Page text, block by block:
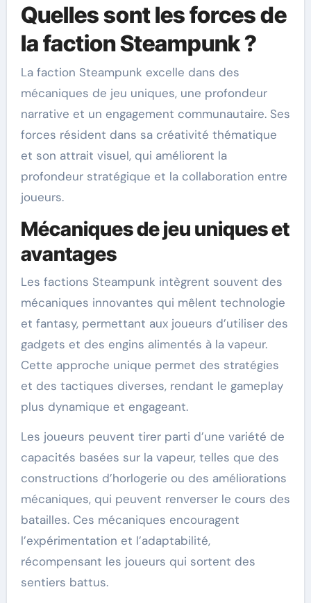
Quelles sont les forces de
la faction Steampunk ?
La faction Steampunk excelle dans des
mécaniques de jeu uniques, une profondeur
narrative et un engagement communautaire. Ses
forces résident dans sa créativité thématique
et son attrait visuel, qui améliorent la
profondeur stratégique et la collaboration entre
joueurs.
Mécaniques de jeu uniques et
avantages
Les factions Steampunk intègrent souvent des
mécaniques innovantes qui mêlent technologie
et fantasy, permettant aux joueurs d’utiliser des
gadgets et des engins alimentés à la vapeur.
Cette approche unique permet des stratégies
et des tactiques diverses, rendant le gameplay
plus dynamique et engageant.
Les joueurs peuvent tirer parti d’une variété de
capacités basées sur la vapeur, telles que des
constructions d’horlogerie ou des améliorations
mécaniques, qui peuvent renverser le cours des
batailles. Ces mécaniques encouragent
l’expérimentation et l’adaptabilité,
récompensant les joueurs qui sortent des
sentiers battus.